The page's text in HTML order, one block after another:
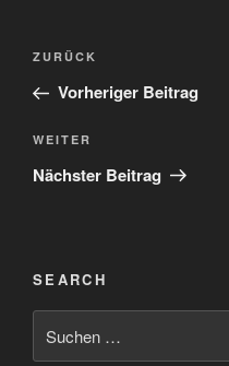
Beitragsnavigation
Vorheriger
Beitrag
ZURÜCK
Vorheriger Beitrag
Nächster
Beitrag
WEITER
Nächster Beitrag
SEARCH
nach: